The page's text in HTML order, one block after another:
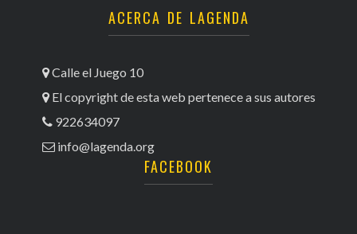
ACERCA DE LAGENDA
Calle el Juego 10
El copyright de esta web pertenece a sus autores
922634097
info@lagenda.org
FACEBOOK